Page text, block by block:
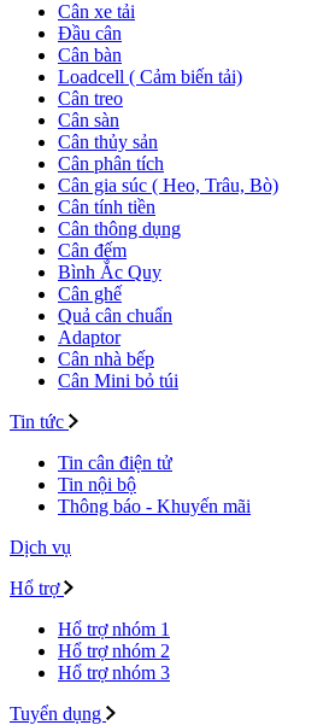
Cân xe tải
Đầu cân
Cân bàn
Loadcell ( Cảm biến tải)
Cân treo
Cân sàn
Cân thủy sản
Cân phân tích
Cân gia súc ( Heo, Trâu, Bò)
Cân tính tiền
Cân thông dụng
Cân đếm
Bình Ắc Quy
Cân ghế
Quả cân chuẩn
Adaptor
Cân nhà bếp
Cân Mini bỏ túi
Tin tức
Tin cân điện tử
Tin nội bộ
Thông báo - Khuyến mãi
Dịch vụ
Hổ trợ
Hổ trợ nhóm 1
Hổ trợ nhóm 2
Hổ trợ nhóm 3
Tuyển dụng